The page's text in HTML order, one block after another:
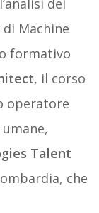
dei
Machine
formativo
, il corso
operatore
Talent
che